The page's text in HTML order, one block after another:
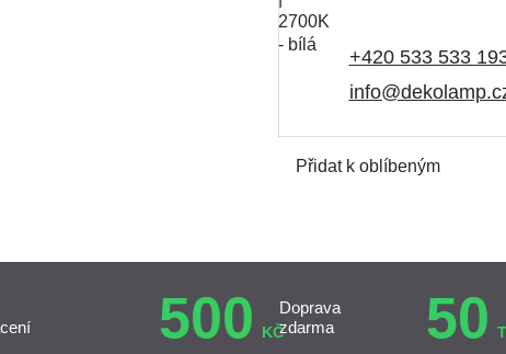
+420 533 533
Přidat k oblíbeným
500 KČ
Doprava
zdarma
50